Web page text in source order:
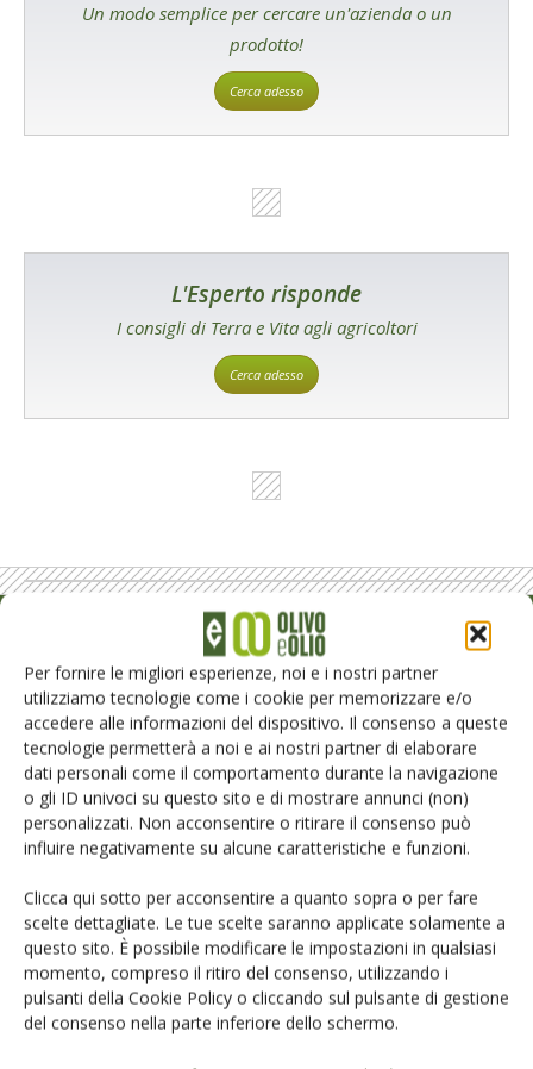
Per fornire le migliori esperienze, noi e i nostri partner
utilizziamo tecnologie come i cookie per memorizzare e/o
accedere alle informazioni del dispositivo. Il consenso a queste
tecnologie permetterà a noi e ai nostri partner di elaborare
dati personali come il comportamento durante la navigazione
o gli ID univoci su questo sito e di mostrare annunci (non)
personalizzati. Non acconsentire o ritirare il consenso può
influire negativamente su alcune caratteristiche e funzioni.
Clicca qui sotto per acconsentire a quanto sopra o per fare
scelte dettagliate. Le tue scelte saranno applicate solamente a
questo sito. È possibile modificare le impostazioni in qualsiasi
momento, compreso il ritiro del consenso, utilizzando i
pulsanti della Cookie Policy o cliccando sul pulsante di gestione
del consenso nella parte inferiore dello schermo.
Un modo semplice per cercare un'azienda o un
prodotto!
Cerca adesso
L'Esperto risponde
I consigli di Terra e Vita agli agricoltori
Cerca adesso
Rimani aggiornato sul mondo
dell’agricoltura
Iscriviti alle nostre newsletter